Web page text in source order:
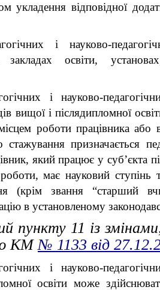
укладення відповідної
і науково-
закладах освіти,
і науково-
вищої і післядипломної
роботи працівника або
стажування призначається
який працює у суб’єкта
має науковий ступінь
(крім звання “старший
в установленому
пункту 11 із
КМ№ 1133 від
і науково-
освіти може